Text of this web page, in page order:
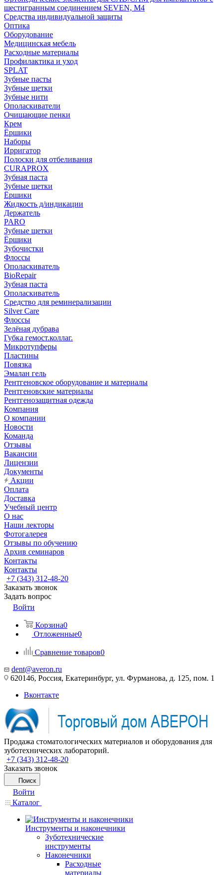
шестигранным соединением SEVEN, М4
Средства индивидуальной защиты
Оптика
Оборудование
Медицинская мебель
Расходные материалы
Профилактика и уход
SPLAT
Зубные пасты
Зубные щетки
Зубные нити
Ополаскиватели
Очищающие пенки
Крем
Ёршики
Наборы
Ирригатор
Полоски для отбеливания
CURAPROX
Зубная паста
Зубные щетки
Ёршики
Жидкость д/индикации
Держатель
PARO
Зубные щетки
Ёршики
Зубочистки
Флоссы
Ополаскиватель
BioRepair
Зубная паста
Ополаскиватель
Средство для реминерализации
Silver Care
Флоссы
Зелёная дубрава
Губка гемост.коллаг.
Микротупферы
Пластины
Повязка
Эмалан гель
Рентгеновское оборудование и материалы
Рентгеновские материалы
Рентгенозащитная одежда
Компания
О компании
Новости
Команда
Отзывы
Вакансии
Лицензии
Документы
Акции
Оплата
Доставка
Учебный центр
О нас
Наши лекторы
Фотогалерея
Отзывы по обучению
Архив семинаров
Контакты
Контакты
+7 (343) 312-48-20
Заказать звонок
Задать вопрос
Войти
Корзина0
Отложенные0
Сравнение товаров0
dent@averon.ru
620146, Россия, Екатеринбург, ул. Фурманова, д. 125, пом. 1
Вконтакте
Продажа стоматологических материалов и оборудования для
зуботехнических лабораторий.
+7 (343) 312-48-20
Заказать звонок
Поиск
Войти
Каталог
Инструменты и наконечники
Зуботехнические
инструменты
Наконечники
Расходные
материалы